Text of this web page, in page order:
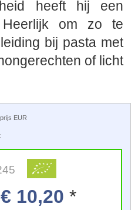
heeft hij een
Heerlijk om zo te
bij pasta met
of licht
EUR
€ 10,20 *